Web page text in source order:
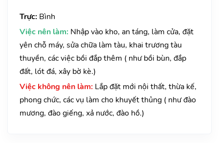
Trực: Bình
Việc nên làm: Nhập vào kho, an táng, làm cửa, đặt
yên chỗ máy, sửa chữa làm tàu, khai trương tàu
thuyền, các việc bồi đắp thêm ( như bồi bùn, đắp
đất, lót đá, xây bờ kè.)
Việc không nên làm: Lắp đặt mới nội thất, thừa kế,
phong chức, các vụ làm cho khuyết thủng ( như đào
mương, đào giếng, xả nước, đào hồ.)